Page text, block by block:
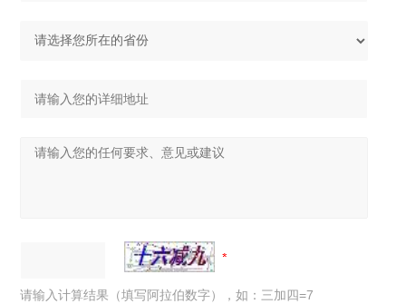
请输入计算结果（填写阿拉伯数字），如：三加四=7